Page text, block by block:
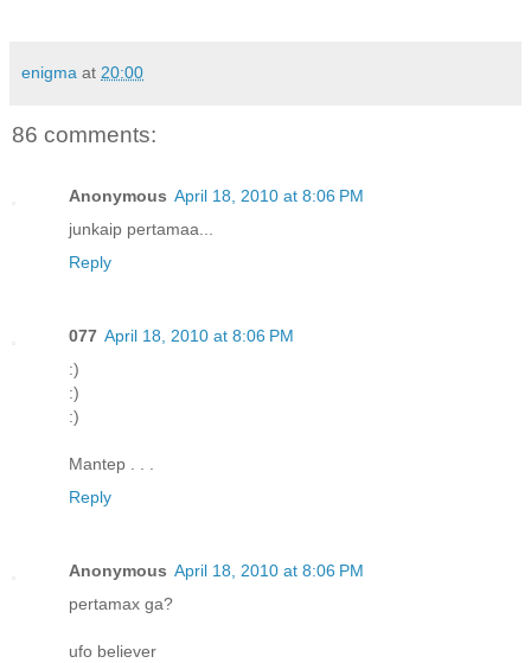
enigma at 20:00
86 comments:
Anonymous April 18, 2010 at 8:06 PM
junkaip pertamaa...
Reply
077 April 18, 2010 at 8:06 PM
:)
:)
:)
Mantep . . .
Reply
Anonymous April 18, 2010 at 8:06 PM
pertamax ga?
ufo believer